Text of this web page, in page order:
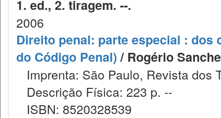
1. ed., 2. tiragem. --.
2006
Direito penal: parte especial : dos
do Código Penal)/ Rogério
Imprenta: São Paulo, Revista dos
Descrição Física: 223 p. --
ISBN: 8520328539